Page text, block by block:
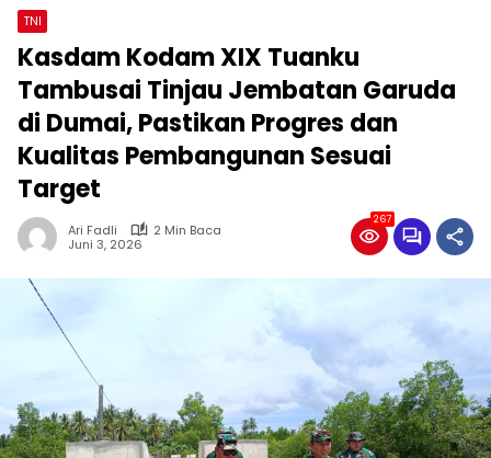
TNI
Kasdam Kodam XIX Tuanku
Tambusai Tinjau Jembatan Garuda
di Dumai, Pastikan Progres dan
Kualitas Pembangunan Sesuai
Target
Ari Fadli
2 Min Baca
Juni 3, 2026
267